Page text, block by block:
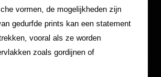
vormen, de mogelijkheden zijn
gedurfde prints kan een statement
vooral als ze worden
zoals gordijnen of